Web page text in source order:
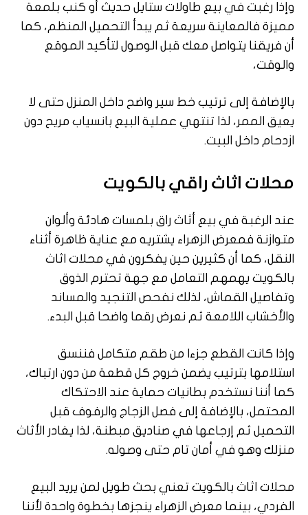
وإذا رغبت في بيع طاولات ستايل حديث أو كنب بلمعة
مميزة فالمعاينة سريعة ثم يبدأ التحميل المنظم، كما
أن فريقنا يتواصل معك قبل الوصول لتأكيد الموقع
والوقت،
بالإضافة إلى ترتيب خط سير واضح داخل المنزل حتى لا
يعيق الممر، لذا تنتهي عملية البيع بانسياب مريح دون
ازدحام داخل البيت.
محلات اثاث راقي بالكويت
عند الرغبة في بيع أثاث راق بلمسات هادئة وألوان
متوازنة فمعرض الزهراء يشتريه مع عناية ظاهرة أثناء
النقل، كما أن كثيرين حين يفكرون في محلات اثاث
بالكويت يهمهم التعامل مع جهة تحترم الذوق
وتفاصيل القماش، لذلك نفحص التنجيد والمساند
والأخشاب اللامعة ثم نعرض رقما واضحا قبل البدء.
وإذا كانت القطع جزءا من طقم متكامل فننسق
استلامها بترتيب يضمن خروج كل قطعة من دون ارتباك،
كما أننا نستخدم بطانيات حماية عند الاحتكاك
المحتمل، بالإضافة إلى فصل الزجاج والرفوف قبل
التحميل ثم إرجاعها في صناديق مبطنة، لذا يغادر الأثاث
منزلك وهو في أمان تام حتى وصوله.
محلات اثاث بالكويت تعني بحث طويل لمن يريد البيع
الفردي، بينما معرض الزهراء ينجزها بخطوة واحدة لأننا